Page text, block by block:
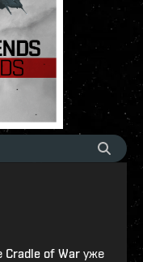
Cradle of War уже